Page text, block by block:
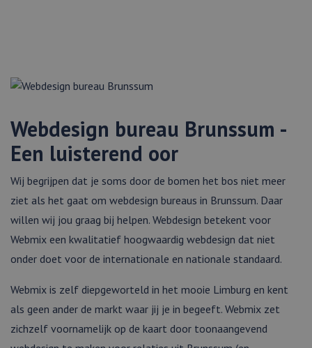
Webdesign bureau Brunssum -
Een luisterend oor
Wij begrijpen dat je soms door de bomen het bos niet meer
ziet als het gaat om webdesign bureaus in Brunssum. Daar
willen wij jou graag bij helpen. Webdesign betekent voor
Webmix een kwalitatief hoogwaardig webdesign dat niet
onder doet voor de internationale en nationale standaard.
Webmix is zelf diepgeworteld in het mooie Limburg en kent
als geen ander de markt waar jij je in begeeft. Webmix zet
zichzelf voornamelijk op de kaart door toonaangevend